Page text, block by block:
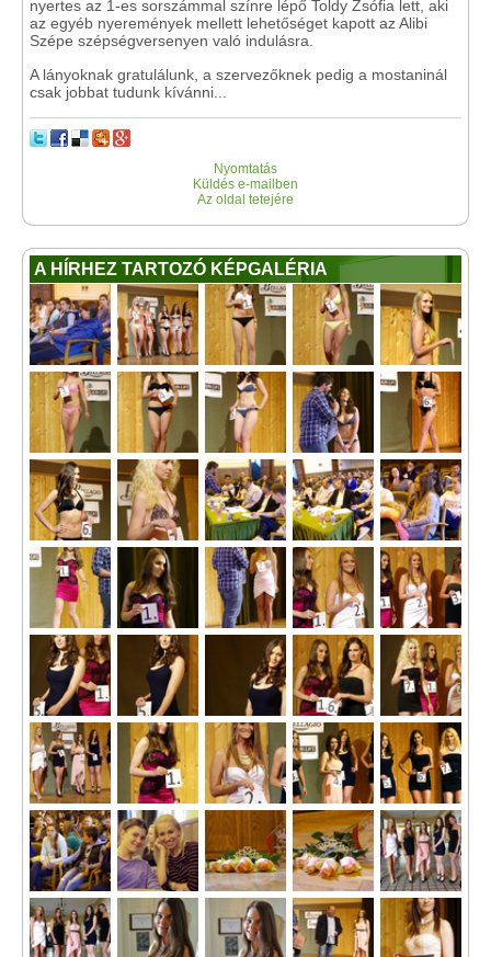
nyertes az 1-es sorszámmal színre lépő Toldy Zsófia lett, aki
az egyéb nyeremények mellett lehetőséget kapott az Alibi
Szépe szépségversenyen való indulásra.
A lányoknak gratulálunk, a szervezőknek pedig a mostaninál
csak jobbat tudunk kívánni...
Nyomtatás
Küldés e-mailben
Az oldal tetejére
A HÍRHEZ TARTOZÓ KÉPGALÉRIA